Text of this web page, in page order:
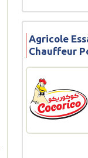
Agricole
Chauffeur